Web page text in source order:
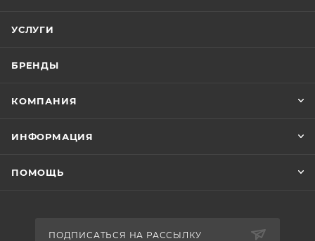
УСЛУГИ
БРЕНДЫ
КОМПАНИЯ
ИНФОРМАЦИЯ
ПОМОЩЬ
ПОДПИСАТЬСЯ НА РАССЫЛКУ